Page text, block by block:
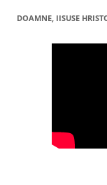
DOAMNE, IISUSE